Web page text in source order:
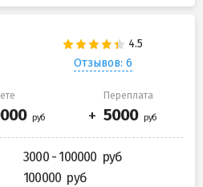
Отзывов: 6
Переплата
3000 - 100000
100000